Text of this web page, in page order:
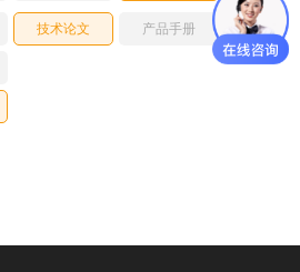
技术论文 产品手册